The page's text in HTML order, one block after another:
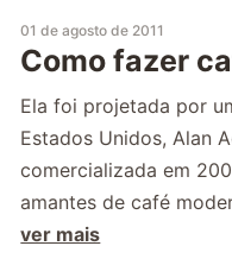
01 de agosto de 2011
Como fazer
Ela foi projetada por
Estados Unidos, Alan
comercializada em
amantes de café
ver mais